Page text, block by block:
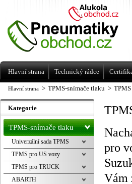
Hlavní strana > TPMS-snímače tlaku >
pro
Vám
Kategorie
TPMS-snímače tlaku
Univerzální sada TPMS
TPMS pro US vozy
TPMS pro TRUCK
ABARTH
Levné pneumatiky letní, zimní, Alu
a litá kola Racing Line
Hlavní strana Technický rádce